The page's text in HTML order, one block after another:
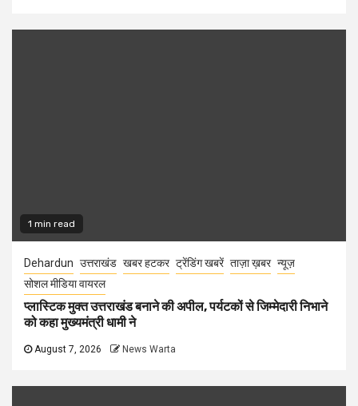
1 min read
Dehardun उत्तराखंड खबर हटकर ट्रेंडिंग खबरें ताज़ा ख़बर न्यूज़
सोशल मीडिया वायरल
प्लास्टिक मुक्त उत्तराखंड बनाने की अपील, पर्यटकों से जिम्मेदारी निभाने
को कहा मुख्यमंत्री धामी ने
August 7, 2026 News Warta